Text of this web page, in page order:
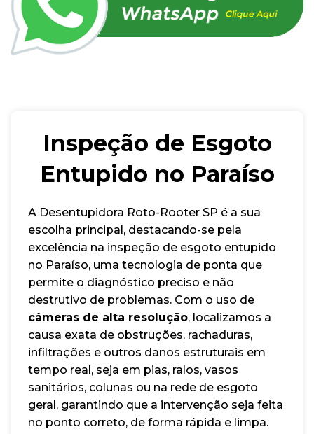
Inspeção de Esgoto
Entupido no Paraíso
A Desentupidora Roto-Rooter SP é a sua
escolha principal, destacando-se pela
excelência na inspeção de esgoto entupido
no Paraíso, uma tecnologia de ponta que
permite o diagnóstico preciso e não
destrutivo de problemas. Com o uso de
câmeras de alta resolução, localizamos a
causa exata de obstruções, rachaduras,
infiltrações e outros danos estruturais em
tempo real, seja em pias, ralos, vasos
sanitários, colunas ou na rede de esgoto
geral, garantindo que a intervenção seja feita
no ponto correto, de forma rápida e limpa.